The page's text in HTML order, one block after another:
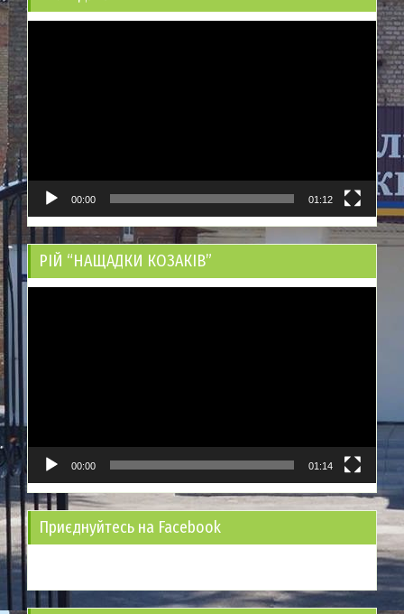
00:00 01:12
РІЙ “НАЩАДКИ КОЗАКІВ”
00:00 01:14
Приєднуйтесь на Facebook